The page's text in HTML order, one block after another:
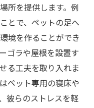
所を提供します。例
とで、ペットの足へ
境を作ることができ
ゴラや屋根を設置す
る工夫を取り入れま
ペット専用の寝床や
彼らのストレスを軽